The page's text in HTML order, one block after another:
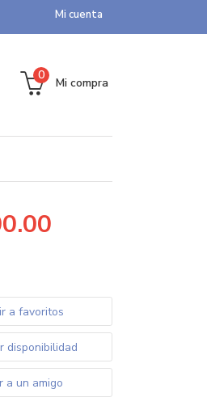
Mi cuenta
Mi compra
0
a favoritos
disponibilidad
a un amigo